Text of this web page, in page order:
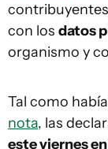
con los datos
organismo y
Tal como
nota, las
este viernes